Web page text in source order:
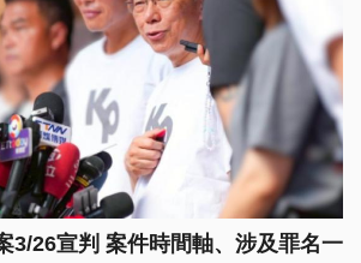
3/26宣判 案件時間軸、涉及罪名一